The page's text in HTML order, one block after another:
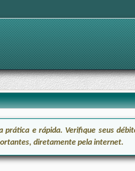
prática e rápida. Verifique seus
diretamente pela internet.